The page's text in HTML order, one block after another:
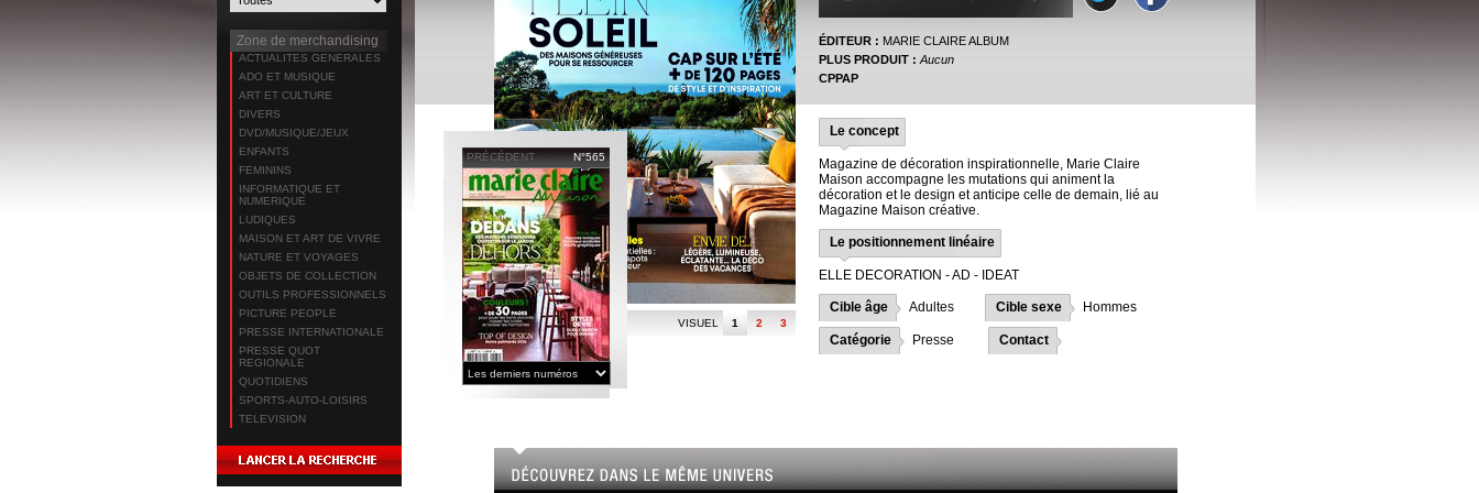
Zone de merchandising
ACTUALITES GENERALES
ADO ET MUSIQUE
ART ET CULTURE
DIVERS
DVD/MUSIQUE/JEUX
ENFANTS
FEMININS
INFORMATIQUE ET
NUMERIQUE
LUDIQUES
MAISON ET ART DE VIVRE
NATURE ET VOYAGES
OBJETS DE COLLECTION
OUTILS PROFESSIONNELS
PICTURE PEOPLE
PRESSE INTERNATIONALE
PRESSE QUOT
REGIONALE
QUOTIDIENS
SPORTS-AUTO-LOISIRS
TELEVISION
1 2 3
VISUEL
PRÉCÉDENT N°565
ÉDITEUR : MARIE CLAIRE ALBUM
PLUS PRODUIT : Aucun
CPPAP
Le concept
Magazine de décoration inspirationnelle, Marie Claire
Maison accompagne les mutations qui animent la
décoration et le design et anticipe celle de demain, lié au
Magazine Maison créative.
Le positionnement linéaire
ELLE DECORATION - AD - IDEAT
Cible âge Adultes Cible sexe Hommes
Catégorie Presse Contact